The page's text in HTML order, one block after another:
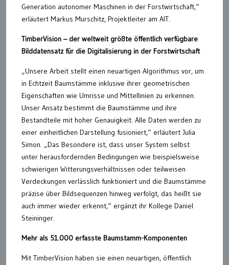
Generation autonomer Maschinen in der Forstwirtschaft,“
erläutert Markus Murschitz, Projektleiter am AIT.
TimberVision – der weltweit größte öffentlich verfügbare
Bilddatensatz für die Digitalisierung in der Forstwirtschaft
„Unsere Arbeit stellt einen neuartigen Algorithmus vor, um
in Echtzeit Baumstämme inklusive ihrer geometrischen
Eigenschaften wie Umrisse und Mittellinien zu erkennen.
Unser Ansatz bestimmt die Baumstämme und ihre
Bestandteile mit hoher Genauigkeit. Alle Daten werden zu
einer einheitlichen Darstellung fusioniert,“ erläutert Julia
Simon. „Das Besondere ist, dass unser System selbst
unter herausfordernden Bedingungen wie beispielsweise
schwierigen Witterungsverhältnissen oder teilweisen
Verdeckungen verlässlich funktioniert und die Baumstämme
präzise über Bildsequenzen hinweg verfolgt, das heißt sie
auch immer wieder erkennt,“ ergänzt ihr Kollege Daniel
Steininger.
Mehr als 51.000 erfasste Baumstamm-Komponenten
Mit TimberVision haben sie einen neuartigen, öffentlich